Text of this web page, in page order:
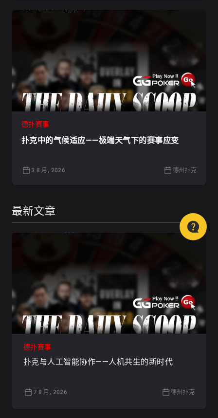
德扑赛事
扑克中的气候适应——极端天气下的赛事应变
3 8 月, 2026 德州扑克
最新文章
德扑赛事
扑克与人工智能协作——人机共生的新时代
7 8 月, 2026 德州扑克